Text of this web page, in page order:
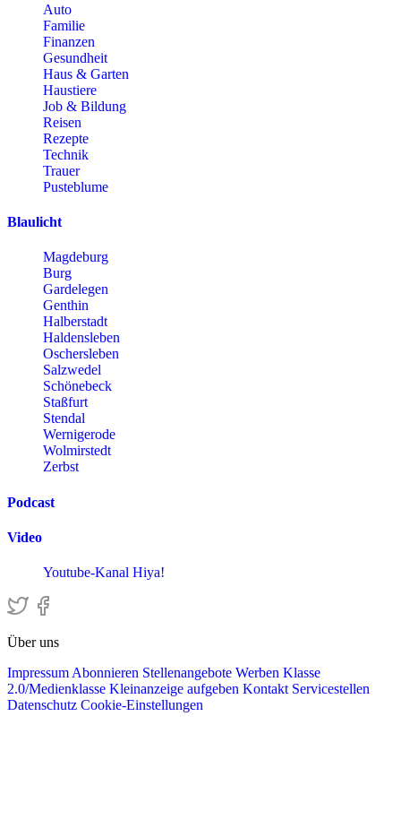
Auto
Familie
Finanzen
Gesundheit
Haus & Garten
Haustiere
Job & Bildung
Reisen
Rezepte
Technik
Trauer
Pusteblume
Blaulicht
Magdeburg
Burg
Gardelegen
Genthin
Halberstadt
Haldensleben
Oschersleben
Salzwedel
Schönebeck
Staßfurt
Stendal
Wernigerode
Wolmirstedt
Zerbst
Podcast
Video
Youtube-Kanal Hiya!
Über uns
Impressum Abonnieren Stellenangebote Werben Klasse
2.0/Medienklasse Kleinanzeige aufgeben Kontakt Servicestellen
Datenschutz Cookie-Einstellungen